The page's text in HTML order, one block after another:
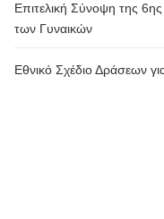
Επιτελική Σύνοψη της
των Γυναικών
Εθνικό Σχέδιο Δράσεων